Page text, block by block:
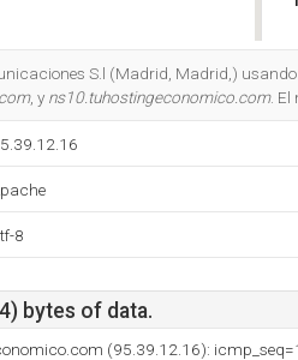
S.l (Madrid, Madrid,)
, y ns10.tuhostingeconomico.com. El
8
bytes of data.
(95.39.12.16):